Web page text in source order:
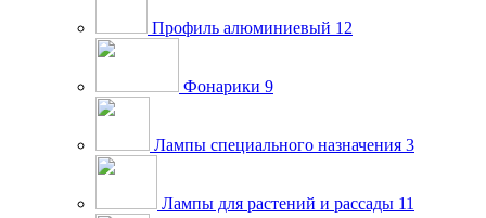
Профиль алюминиевый 12
Фонарики 9
Лампы специального назначения 3
Лампы для растений и рассады 11